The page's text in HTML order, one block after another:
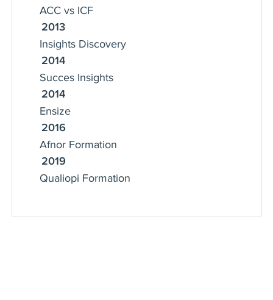
ACC vs ICF
2013
Insights Discovery
2014
Succes Insights
2014
Ensize
2016
Afnor Formation
2019
Qualiopi Formation